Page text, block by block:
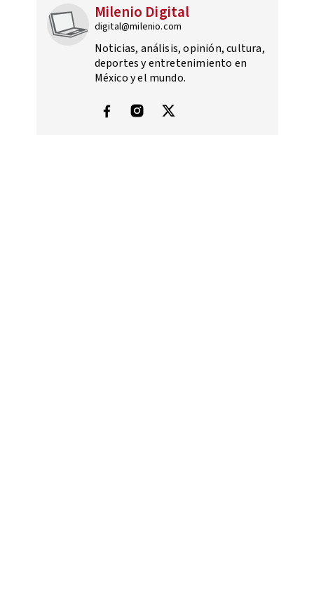
Milenio Digital
digital@milenio.com
Noticias, análisis, opinión, cultura,
deportes y entretenimiento en
México y el mundo.